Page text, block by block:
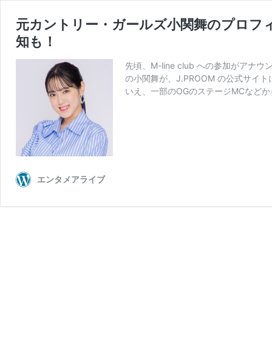
元カントリー・ガールズ小関舞のプロフ
知も！
先頃、M-line club への参加がアナウ
の小関舞が、J.PROOM の公式サイ
いえ、一部のOGのステージMCなど
エンタメアライブ